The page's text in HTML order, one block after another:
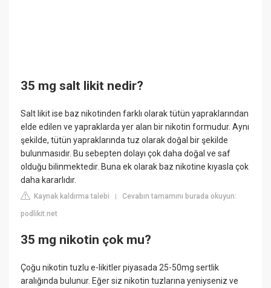
35 mg salt likit nedir?
Salt likit ise baz nikotinden farklı olarak tütün yapraklarından
elde edilen ve yapraklarda yer alan bir nikotin formudur. Aynı
şekilde, tütün yapraklarında tuz olarak doğal bir şekilde
bulunmasıdır. Bu sebepten dolayı çok daha doğal ve saf
olduğu bilinmektedir. Buna ek olarak baz nikotine kıyasla çok
daha kararlıdır.
Kaynak kaldırma talebi |Cevabın tamamını burada okuyun:
podlikit.net
35 mg nikotin çok mu?
Çoğu nikotin tuzlu e-likitler piyasada 25-50mg sertlik
aralığında bulunur. Eğer siz nikotin tuzlarına yeniyseniz ve